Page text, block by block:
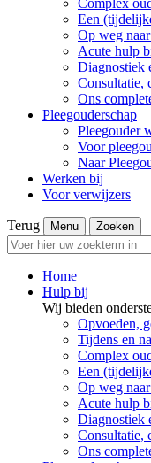
Complex
Een
Op weg
Acute hulp
Diagnostiek
Consultatie,
Ons
Pleegouderschap
Pleegouder
Voor
Naar
Werken bij
Voor verwijzers
Terug Menu
Zoeken
Home
Hulp bij
Wij bieden
Opvoeden,
Tijdens en
Complex
Een
Op weg
Acute hulp
Diagnostiek
Consultatie,
Ons